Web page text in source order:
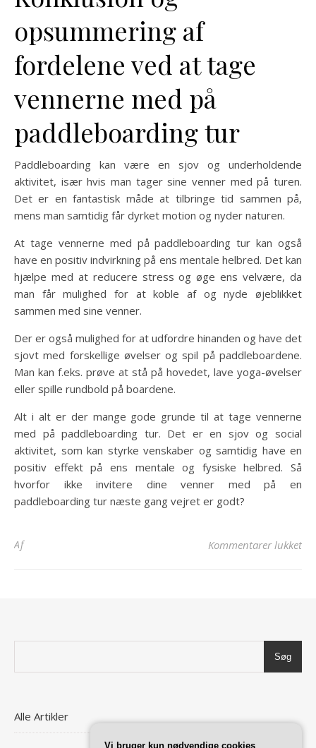
opsummering af
fordelene ved at tage
vennerne med på
paddleboarding tur
Paddleboarding kan være en sjov og underholdende
aktivitet, især hvis man tager sine venner med på turen.
Det er en fantastisk måde at tilbringe tid sammen på,
mens man samtidig får dyrket motion og nyder naturen.
At tage vennerne med på paddleboarding tur kan også
have en positiv indvirkning på ens mentale helbred. Det kan
hjælpe med at reducere stress og øge ens velvære, da
man får mulighed for at koble af og nyde øjeblikket
sammen med sine venner.
Der er også mulighed for at udfordre hinanden og have det
sjovt med forskellige øvelser og spil på paddleboardene.
Man kan f.eks. prøve at stå på hovedet, lave yoga-øvelser
eller spille rundbold på boardene.
Alt i alt er der mange gode grunde til at tage vennerne
med på paddleboarding tur. Det er en sjov og social
aktivitet, som kan styrke venskaber og samtidig have en
positiv effekt på ens mentale og fysiske helbred. Så
hvorfor ikke invitere dine venner med på en
paddleboarding tur næste gang vejret er godt?
Af Kommentarer lukkettil
Søg
Alle Artikler
Vi bruger kun nødvendige cookies